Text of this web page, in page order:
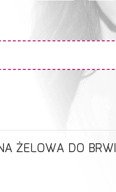
ŻELOWA DO BRWI